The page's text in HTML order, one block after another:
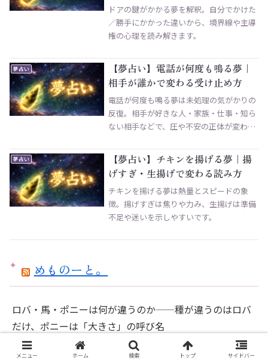
ドアの鍵がかかる夢を解釈。自分でかけた
／勝手にかかった違いから、境界線や主導
権の心理を読み解きます。
夢占い
【夢占い】電話が何度も鳴る夢｜
相手が誰かで変わる受け止め方
電話が何度も鳴る夢は未処理の気がかりの
反復。相手が好きな人・家族・仕事・知ら
ない相手などで、圧や不安の正体が変わり
夢占い
【夢占い】チキンを揚げる夢｜揚
げすぎ・生揚げで変わる読み方
チキンを揚げる夢は熱量とスピードの象
徴。揚げすぎは焦りや力み、生揚げは準備
不足や迷いを示しやすいです。
めものーと。
ロバ・馬・ポニーは何が違うのか——種が違うのはロバ
だけ、ポニーは「大きさ」の呼び名
シマウマは「白地に黒」か「黒地に白」か——皮膚は一
メニュー ホーム 検索 トップ サイドバー